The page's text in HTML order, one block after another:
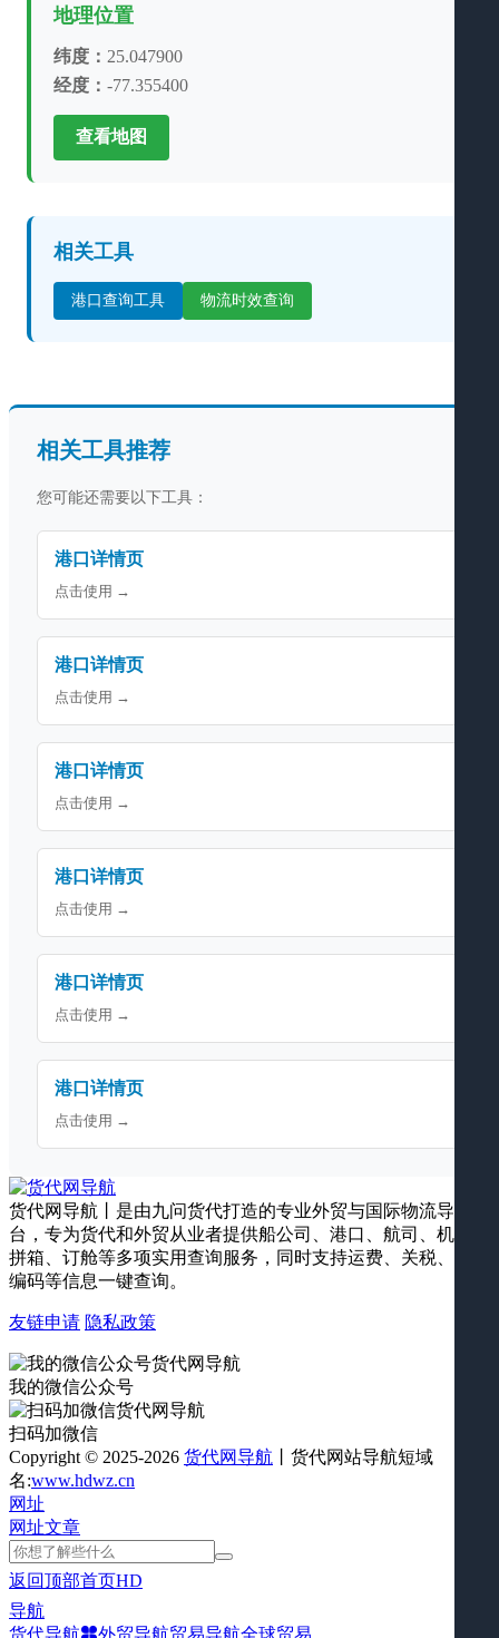
地理位置
纬度： 25.047900
经度： -77.355400
查看地图
相关工具
港口查询工具 物流时效查询
相关工具推荐
您可能还需要以下工具：
港口详情页
点击使用 →
港口详情页
点击使用 →
港口详情页
点击使用 →
港口详情页
点击使用 →
港口详情页
点击使用 →
港口详情页
点击使用 →
货代网导航丨是由九问货代打造的专业外贸与国际物流导航平
台，专为货代和外贸从业者提供船公司、港口、航司、机场、
拼箱、订舱等多项实用查询服务，同时支持运费、关税、海关
编码等信息一键查询。
友链申请 隐私政策
我的微信公众号
扫码加微信
Copyright © 2025-2026 货代网导航 丨货代网站导航短域
名:www.hdwz.cn
网址
网址文章
返回顶部首页HD
导航
货代导航
外贸导航贸易导航全球贸易